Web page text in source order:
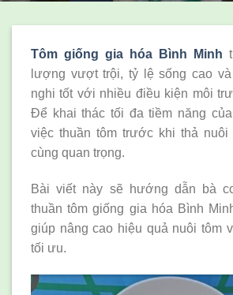
Tôm giống gia hóa Bình Minh
lượng vượt trội, tỷ lệ sống cao
nghi tốt với nhiều điều kiện môi
Để khai thác tối đa tiềm năng
việc thuần tôm trước khi thả
cùng quan trọng.
Bài viết này sẽ hướng dẫn bà
thuần tôm giống gia hóa Bình
giúp nâng cao hiệu quả nuôi tôm
tối ưu.